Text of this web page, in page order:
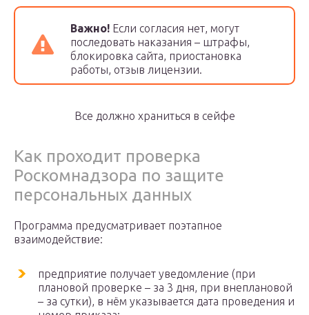
Важно! Если согласия нет, могут
последовать наказания – штрафы,
блокировка сайта, приостановка
работы, отзыв лицензии.
Все должно храниться в сейфе
Как проходит проверка
Роскомнадзора по защите
персональных данных
Программа предусматривает поэтапное
взаимодействие:
предприятие получает уведомление (при
плановой проверке – за 3 дня, при внеплановой
– за сутки), в нём указывается дата проведения и